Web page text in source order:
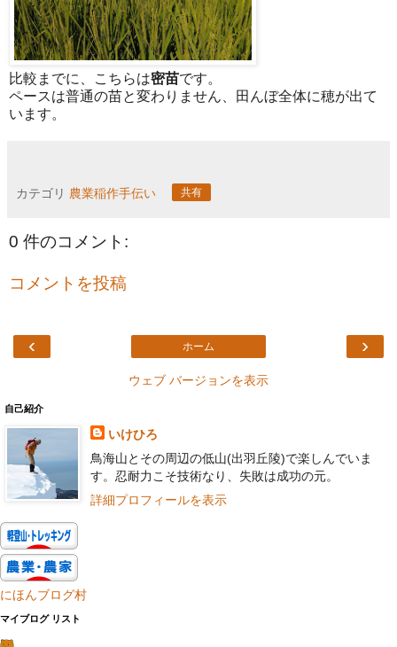
比較までに、こちらは密苗です。
ペースは普通の苗と変わりません、田んぼ全体に穂が出て
います。
カテゴリ 農業稲作手伝い 共有
0 件のコメント:
コメントを投稿
‹ ›
ホーム
ウェブ バージョンを表示
自己紹介
いけひろ
鳥海山とその周辺の低山(出羽丘陵)で楽しんでいま
す。忍耐力こそ技術なり、失敗は成功の元。
詳細プロフィールを表示
にほんブログ村
マイブログ リスト